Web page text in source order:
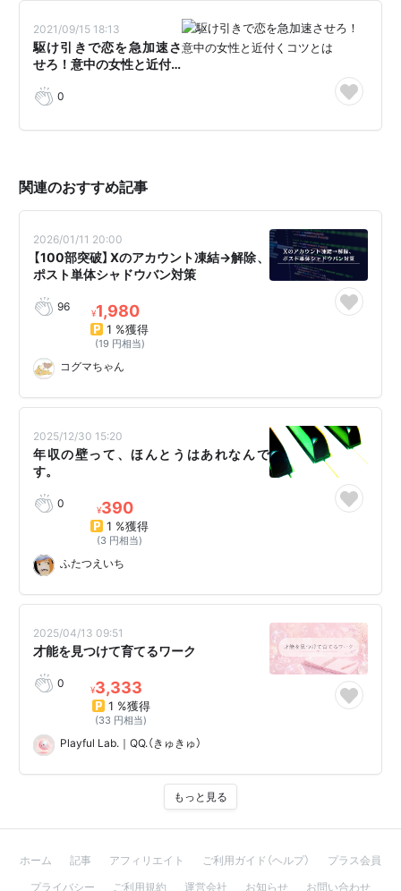
2021/09/15 18:13
駆け引きで恋を急加速さ
せろ！意中の女性と近付…
0
関連のおすすめ記事
2026/01/11 20:00
【100部突破】Xのアカウント凍結→解除、
ポスト単体シャドウバン対策
96 ¥1,980
1 %獲得
(19 円相当)
コグマちゃん
2025/12/30 15:20
年収の壁って、ほんとうはあれなんで
す。
0 ¥390
1 %獲得
(3 円相当)
ふたつえいち
2025/04/13 09:51
才能を見つけて育てるワーク
0 ¥3,333
1 %獲得
(33 円相当)
Playful Lab.｜QQ.（きゅきゅ）
もっと見る
ホーム 記事 アフィリエイト ご利用ガイド（ヘルプ）
プラス会員
プライバシー
ご利用規約 運営会社 お知らせ お問い合わせ